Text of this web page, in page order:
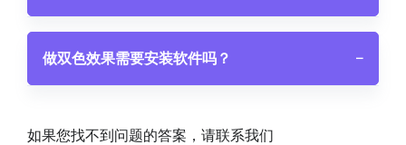
做双色效果需要安装软件吗？ −
如果您找不到问题的答案，请联系我们